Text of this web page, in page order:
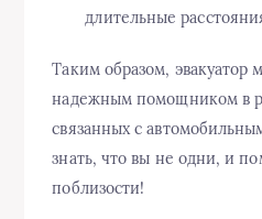
длительные
Таким образом, эвакуатор
надежным помощником в
связанных с
знать, что вы не одни, и
поблизости!